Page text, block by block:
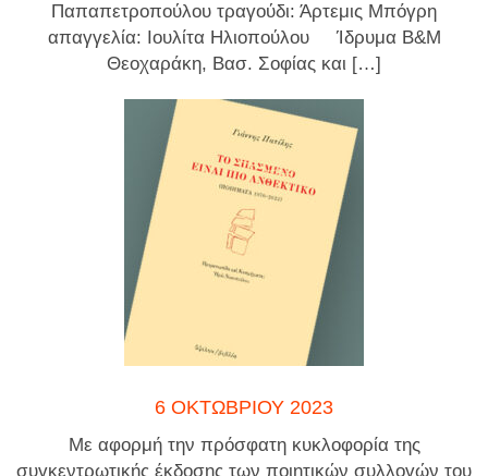
Παπαπετροπούλου τραγούδι: Άρτεμις Μπόγρη
απαγγελία: Ιουλίτα Ηλιοπούλου Ίδρυμα Β&Μ
Θεοχαράκη, Βασ. Σοφίας και […]
6 ΟΚΤΩΒΡΙΟΥ 2023
Με αφορμή την πρόσφατη κυκλοφορία της
συγκεντρωτικής έκδοσης των ποιητικών συλλογών του